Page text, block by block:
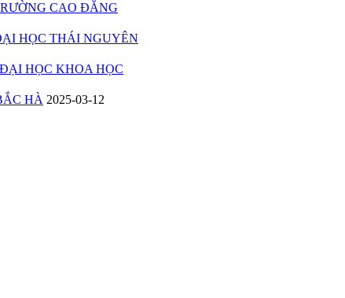
CAO ĐẲNG
HỌC THÁI NGUYÊN
HỌC KHOA HỌC
HÀ 2025-03-12